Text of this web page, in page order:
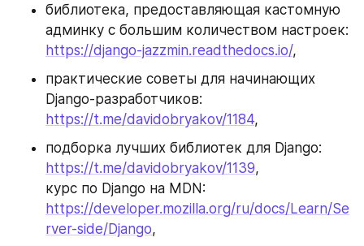
библиотека, предоставляющая кастомную
https://django-jazzmin.readthedocs.io/,
практические советы для начинающих
https://t.me/davidobryakov/1184,
https://t.me/davidobryakov/1139,
https://developer.mozilla.org/ru/docs/Learn/Se
rver-side/Django,